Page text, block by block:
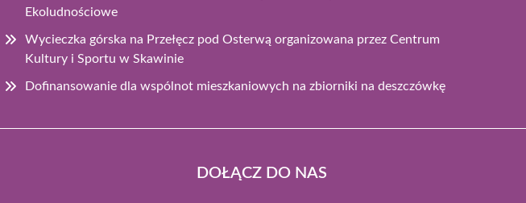
Ekoludnościowe
Wycieczka górska na Przełęcz pod Osterwą organizowana przez Centrum
Kultury i Sportu w Skawinie
Dofinansowanie dla wspólnot mieszkaniowych na zbiorniki na deszczówkę
DOŁĄCZ DO NAS